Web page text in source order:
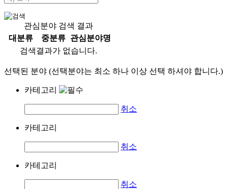
관심분야 검색 결과
대분류
중분류
관심분야명
검색결과가 없습니다.
선택된 분야 (선택분야는 최소 하나 이상 선택 하셔야 합니다.)
카테고리
취소
카테고리
취소
카테고리
취소